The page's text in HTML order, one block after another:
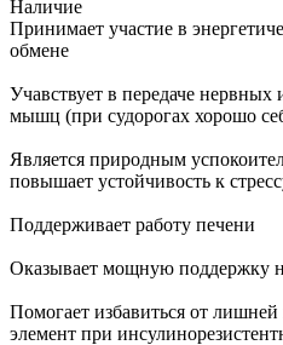
Наличие
Принимает участие в
обмене
Учавствует в передаче
мышц (при судорогах хорошо
Является природным
повышает устойчивость к
Поддерживает работу печени
Оказывает мощную поддержку
Помогает избавиться от
элемент при